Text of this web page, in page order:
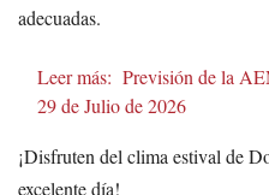
adecuadas.
Leer más: Previsión de la
29 de Julio de 2026
¡Disfruten del clima estival de
excelente día!